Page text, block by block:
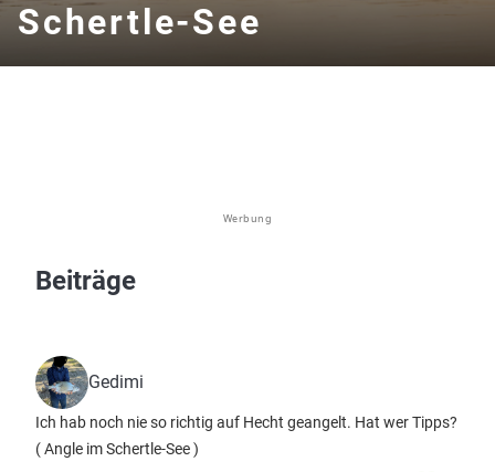
Schertle-See
Werbung
Beiträge
Gedimi
Ich hab noch nie so richtig auf Hecht geangelt. Hat wer Tipps?
( Angle im Schertle-See )